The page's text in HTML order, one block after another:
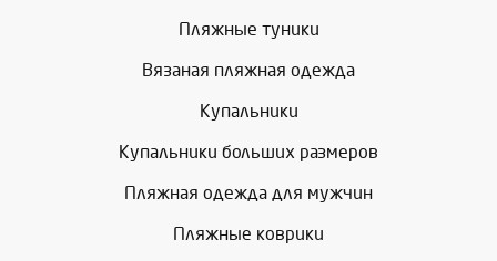
Пляжные туники
Вязаная пляжная одежда
Купальники
Купальники больших размеров
Пляжная одежда для мужчин
Пляжные коврики